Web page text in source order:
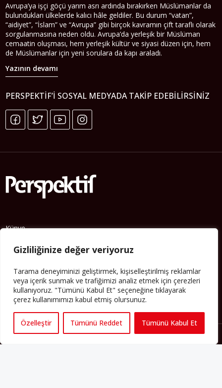
Gizliliğinize değer veriyoruz
Tarama deneyiminizi geliştirmek, kişiselleştirilmiş reklamlar
veya içerik sunmak ve trafiğimizi analiz etmek için çerezleri
kullanıyoruz. "Tümünü Kabul Et" seçeneğine tıklayarak
çerez kullanımımızı kabul etmiş olursunuz.
Özelleştir Tümünü Reddet Tümünü Kabul Et
Avrupa’ya işçi göçü yarım asrı ardında bırakırken Müslümanlar da
bulundukları ülkelerde kalıcı hâle geldiler. Bu durum “vatan”,
“aidiyet”, “İslam” ve “Avrupa” gibi birçok kavramın çift taraflı olarak
sorgulanmasına neden oldu. Avrupa’da yerleşik bir Müslüman
cemaatin oluşması, hem yerleşik kültür ve siyasi düzen için, hem
de Müslümanlar için yeni sorulara da kapı araladı.
Yazının devamı
PERSPEKTIF’I SOSYAL MEDYADA TAKIP EDEBILIRSINIZ
Künye
İletişim
Hakkımızda
İş İlanları
Erişilebilirlik
Copyright 2025 perspektif.eu.Yayınlanan haber, yazı ve